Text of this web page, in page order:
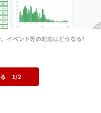
イベント等の対応はどうなる?
1/2